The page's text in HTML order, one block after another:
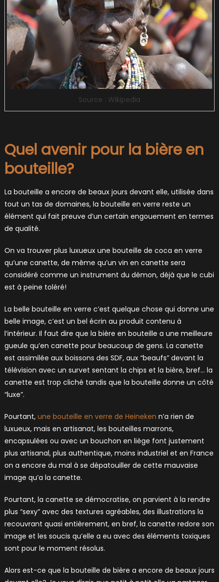
Source : Wikipedia
Quel avenir pour la bière en
bouteille?
La bouteille a encore de beaux jours devant elle, utilisée dans
tout un tas de domaines, la bouteille en verre reste un
élément qui fait preuve d’un certain engouement en termes
de qualité.
On va trouver plus luxueux une bouteille de coca en verre
qu’une canette, de même qu’un vin en canette sera
considéré comme un instrument du démon, déjà que le cubi
est à peine toléré!
La belle bouteille en verre c’est quelque chose qui donne une
belle image, c’est un bel écrin au produit contenu à
l’intérieur. Il faut dire que la bière en bouteille a une meilleure
gueule qu’en canette pour beaucoup de gens. La canette
est assimilée aux boissons des SDF, aux “beaufs” devant la
télévision avec un survet sentant la chips et la bière, bref… la
canette est trop cliché tandis que la bouteille donne un côté
“luxe”.
Pourtant, une bouteille en verre de Heineken n’a rien de
luxueux, mais en artisanat, les bouteilles marrons,
encapsulées ou avec un bouchon en liège font justement
plus artisanal, plus authentique, moins industriel et en France
on a encore du mal à se dépatouiller de cette mauvaise
image qu’a la canette.
Pourtant, la canette se démocratise, on parvient à la rendre
plus “sexy” avec des textures agréables, des illustrations la
recouvrant quasi entièrement, en bref, la canette redore son
image et les soucis qu’elle a eu avec des éléments toxiques
sont pour le moment résolus.
Alors est-ce que la bouteille de bière a encore de beaux jours